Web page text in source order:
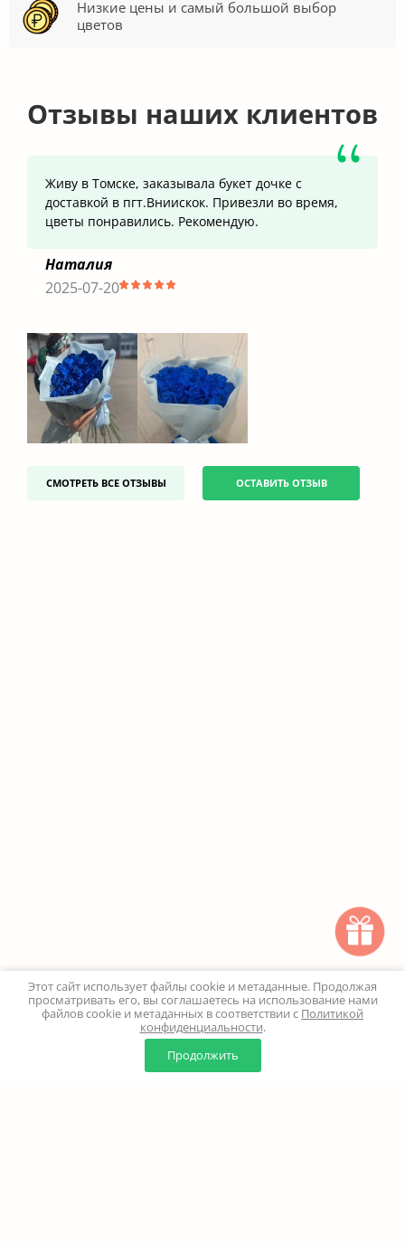
Низкие цены и самый большой выбор
цветов
Отзывы наших клиентов
Живу в Томске, заказывала букет дочке с
доставкой в пгт.Вниискок. Привезли во время,
цветы понравились. Рекомендую.
Наталия
2025-07-20
СМОТРЕТЬ ВСЕ ОТЗЫВЫ ОСТАВИТЬ ОТЗЫВ
0
Корзина
Этот сайт использует файлы cookie и метаданные. Продолжая
просматривать его, вы соглашаетесь на использование нами
файлов cookie и метаданных в соответствии с Политикой
конфиденциальности.
Продолжить